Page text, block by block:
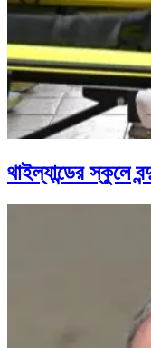
থাইল্যান্ডের স্কুলে